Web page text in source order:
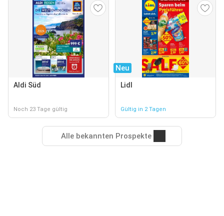
Aldi Süd
Noch 23 Tage gültig
Neu
Lidl
Gültig in 2 Tagen
Alle bekannten Prospekte